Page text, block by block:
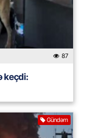
87
keçdi:
Gündəm